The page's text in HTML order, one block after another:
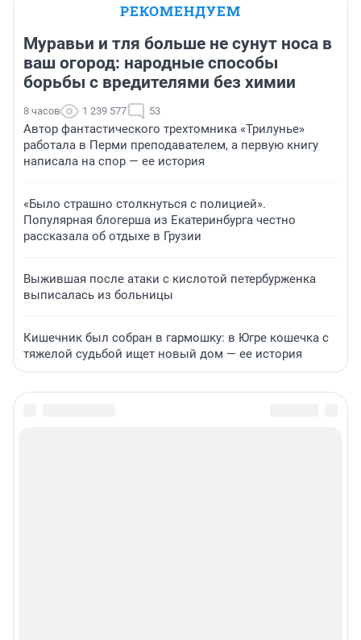
РЕКОМЕНДУЕМ
Муравьи и тля больше не сунут носа в
ваш огород: народные способы
борьбы с вредителями без химии
8 часов 1 239 577 53
Автор фантастического трехтомника «Трилунье»
работала в Перми преподавателем, а первую книгу
написала на спор — ее история
«Было страшно столкнуться с полицией».
Популярная блогерша из Екатеринбурга честно
рассказала об отдыхе в Грузии
Выжившая после атаки с кислотой петербурженка
выписалась из больницы
Кишечник был собран в гармошку: в Югре кошечка с
тяжелой судьбой ищет новый дом — ее история